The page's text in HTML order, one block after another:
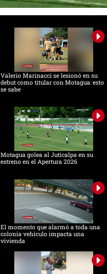
Valerio Marinacci se lesionó en su
debut como titular con Motagua: esto
se sabe
Motagua golea al Juticalpa en su
estreno en el Apertura 2026
El momento que alarmó a toda una
colonia vehículo impacta una
vivienda